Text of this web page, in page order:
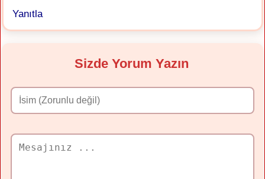
Yanıtla
Sizde Yorum Yazın